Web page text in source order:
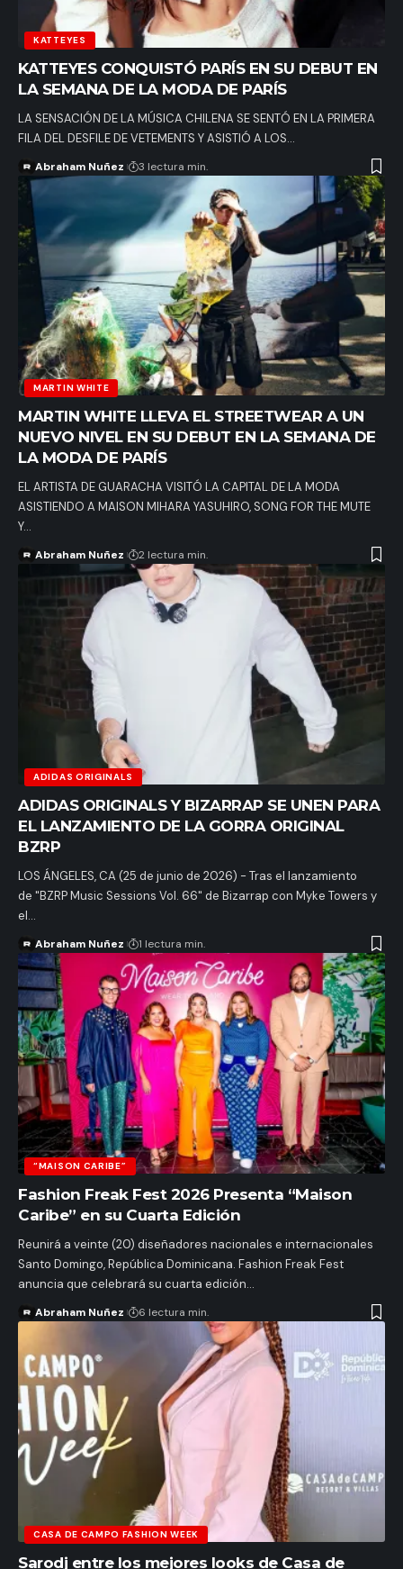
KATTEYES
KATTEYES CONQUISTÓ PARÍS EN SU DEBUT EN
LA SEMANA DE LA MODA DE PARÍS
LA SENSACIÓN DE LA MÚSICA CHILENA SE SENTÓ EN LA PRIMERA
FILA DEL DESFILE DE VETEMENTS Y ASISTIÓ A LOS…
Abraham Nuñez 3 lectura min.
MARTIN WHITE
MARTIN WHITE LLEVA EL STREETWEAR A UN
NUEVO NIVEL EN SU DEBUT EN LA SEMANA DE
LA MODA DE PARÍS
EL ARTISTA DE GUARACHA VISITÓ LA CAPITAL DE LA MODA
ASISTIENDO A MAISON MIHARA YASUHIRO, SONG FOR THE MUTE
Y…
Abraham Nuñez 2 lectura min.
ADIDAS ORIGINALS
ADIDAS ORIGINALS Y BIZARRAP SE UNEN PARA
EL LANZAMIENTO DE LA GORRA ORIGINAL
BZRP
LOS ÁNGELES, CA (25 de junio de 2026) - Tras el lanzamiento
de "BZRP Music Sessions Vol. 66" de Bizarrap con Myke Towers y
el…
Abraham Nuñez 1 lectura min.
“MAISON CARIBE”
Fashion Freak Fest 2026 Presenta “Maison
Caribe” en su Cuarta Edición
Reunirá a veinte (20) diseñadores nacionales e internacionales
Santo Domingo, República Dominicana. Fashion Freak Fest
anuncia que celebrará su cuarta edición…
Abraham Nuñez 6 lectura min.
CASA DE CAMPO FASHION WEEK
Sarodj entre los mejores looks de Casa de